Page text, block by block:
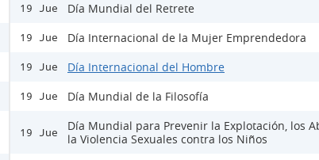
19 Jue Día Mundial del Retrete
19 Jue Día Internacional de la Mujer Emprendedora
19 Jue Día Internacional del Hombre
19 Jue Día Mundial de la Filosofía
19 Jue
Día Mundial para Prevenir la Explotación, los
la Violencia Sexuales contra los Niños